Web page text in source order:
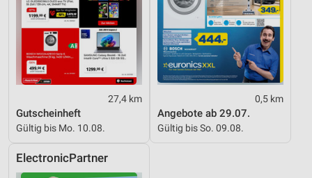
27,4 km
Gutscheinheft
Gültig bis Mo. 10.08.
0,5 km
Angebote ab 29.07.
Gültig bis So. 09.08.
ElectronicPartner